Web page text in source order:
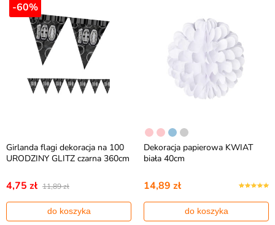
-60%
Girlanda flagi dekoracja na 100
URODZINY GLITZ czarna 360cm
4,75 zł 11,89 zł
do koszyka
Dekoracja papierowa KWIAT
biała 40cm
14,89 zł
do koszyka